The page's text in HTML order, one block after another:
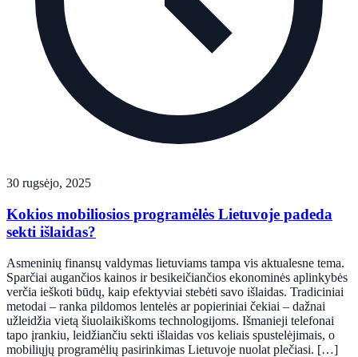
30 rugsėjo, 2025
Kokios mobiliosios programėlės Lietuvoje padeda
sekti išlaidas?
Asmeninių finansų valdymas lietuviams tampa vis aktualesne tema.
Sparčiai augančios kainos ir besikeičiančios ekonominės aplinkybės
verčia ieškoti būdų, kaip efektyviai stebėti savo išlaidas. Tradiciniai
metodai – ranka pildomos lentelės ar popieriniai čekiai – dažnai
užleidžia vietą šiuolaikiškoms technologijoms. Išmanieji telefonai
tapo įrankiu, leidžiančiu sekti išlaidas vos keliais spustelėjimais, o
mobiliųjų programėlių pasirinkimas Lietuvoje nuolat plečiasi. […]